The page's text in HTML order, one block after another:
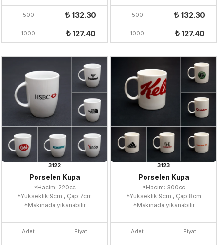
500 132.30
1000 127.40
500 132.30
1000 127.40
3122
Porselen Kupa
*Hacim: 220cc
*Yükseklik:9cm , Çap:7cm
*Makinada yıkanabilir
Adet Fiyat
3123
Porselen Kupa
*Hacim: 300cc
*Yükseklik:9cm , Çap:8cm
*Makinada yıkanabilir
Adet Fiyat